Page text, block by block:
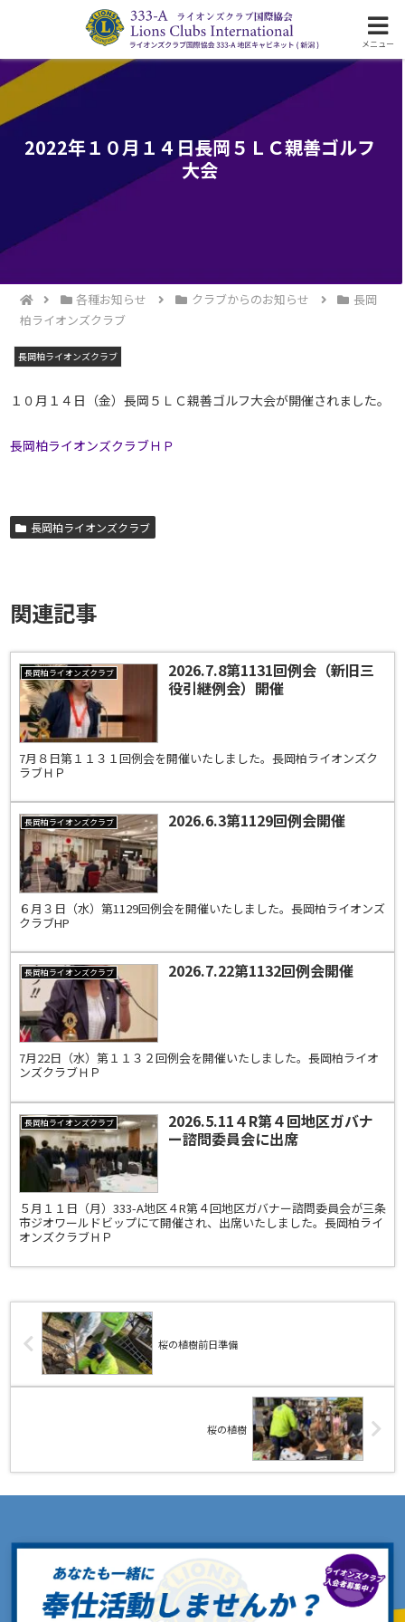
ライオンズクラブ国際協会333-A地区の活動
2022年１０月１４日長岡５ＬＣ親善ゴルフ
大会
各種お知らせ クラブからのお知らせ
長岡
柏ライオンズクラブ
長岡柏ライオンズクラブ
１０月１４日（金）長岡５ＬＣ親善ゴルフ大会が開催されました。
長岡柏ライオンズクラブＨＰ
長岡柏ライオンズクラブ
関連記事
長岡柏ライオンズクラブ
2026.7.8第1131回例会（新旧三
役引継例会）開催
7月８日第１１３１回例会を開催いたしました。長岡柏ライオンズク
ラブＨＰ
長岡柏ライオンズクラブ 2026.6.3第1129回例会開催
６月３日（水）第1129回例会を開催いたしました。長岡柏ライオンズ
クラブHP
長岡柏ライオンズクラブ 2026.7.22第1132回例会開催
7月22日（水）第１１３２回例会を開催いたしました。長岡柏ライオ
ンズクラブＨＰ
長岡柏ライオンズクラブ
2026.5.11４R第４回地区ガバナ
ー諮問委員会に出席
５月１１日（月）333-A地区４R第４回地区ガバナー諮問委員会が三条
市ジオワールドビップにて開催され、出席いたしました。長岡柏ライ
オンズクラブＨＰ
桜の植樹前日準備
桜の植樹
メニュー